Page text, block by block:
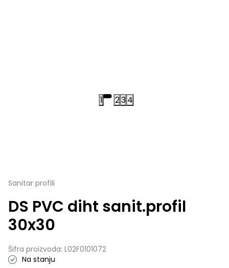
1 23 4
Sanitar profili
DS PVC diht sanit.profil
30x30
Šifra proizvoda: L02F0101072
Na stanju